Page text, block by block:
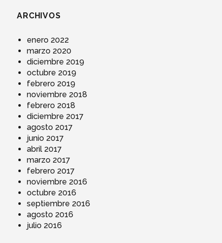
ARCHIVOS
enero 2022
marzo 2020
diciembre 2019
octubre 2019
febrero 2019
noviembre 2018
febrero 2018
diciembre 2017
agosto 2017
junio 2017
abril 2017
marzo 2017
febrero 2017
noviembre 2016
octubre 2016
septiembre 2016
agosto 2016
julio 2016